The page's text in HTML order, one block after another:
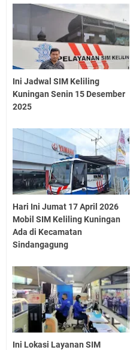
Ini Jadwal SIM Keliling
Kuningan Senin 15 Desember
2025
Hari Ini Jumat 17 April 2026
Mobil SIM Keliling Kuningan
Ada di Kecamatan
Sindangagung
Ini Lokasi Layanan SIM